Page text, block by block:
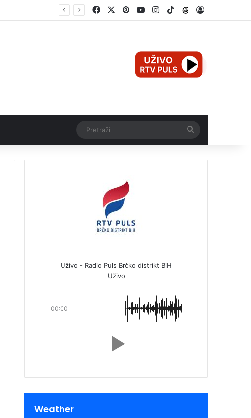
FacebookPinterestYouTubeInstagram
TikTokThreads
Uživo - Radio Puls Brčko distrikt BiH
Uživo
00:00
Weather